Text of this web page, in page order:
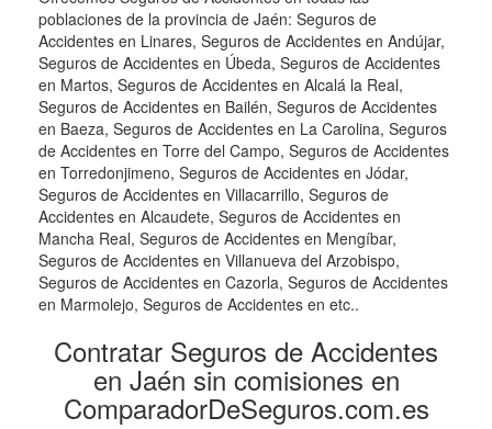
poblaciones de la provincia de Jaén: Seguros de
Accidentes en Linares, Seguros de Accidentes en Andújar,
Seguros de Accidentes en Úbeda, Seguros de Accidentes
en Martos, Seguros de Accidentes en Alcalá la Real,
Seguros de Accidentes en Bailén, Seguros de Accidentes
en Baeza, Seguros de Accidentes en La Carolina, Seguros
de Accidentes en Torre del Campo, Seguros de Accidentes
en Torredonjimeno, Seguros de Accidentes en Jódar,
Seguros de Accidentes en Villacarrillo, Seguros de
Accidentes en Alcaudete, Seguros de Accidentes en
Mancha Real, Seguros de Accidentes en Mengíbar,
Seguros de Accidentes en Villanueva del Arzobispo,
Seguros de Accidentes en Cazorla, Seguros de Accidentes
en Marmolejo, Seguros de Accidentes en etc..
Contratar Seguros de Accidentes
en Jaén sin comisiones en
ComparadorDeSeguros.com.es